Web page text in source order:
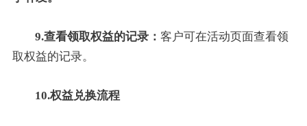
9.查看领取权益的记录：客户可在活动页面查看领
取权益的记录。
10.权益兑换流程